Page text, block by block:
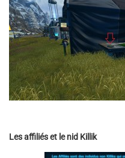
Les affiliés et le nid Killik